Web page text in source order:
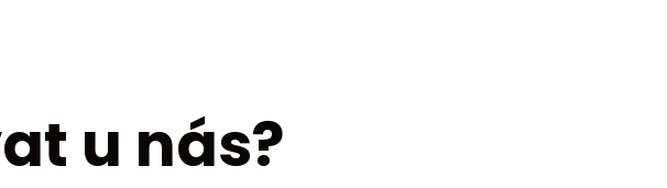
u nás?